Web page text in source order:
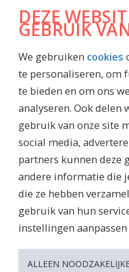
DEZE
GEBRUIK
We gebruiken cookies
te personaliseren, om
te bieden en om ons
analyseren. Ook
gebruik van onze site
social media,
partners kunnen deze
andere informatie die
die ze hebben
gebruik van hun
instellingen
ALLEEN
Algemene Voorwaarden
Inkoopvoorwaarden
Maatschappelijk jaarverslag
Jubileummagazine
DISCLAIMER
Privacy Policy
Security Policy Caesar Groep
Cookies